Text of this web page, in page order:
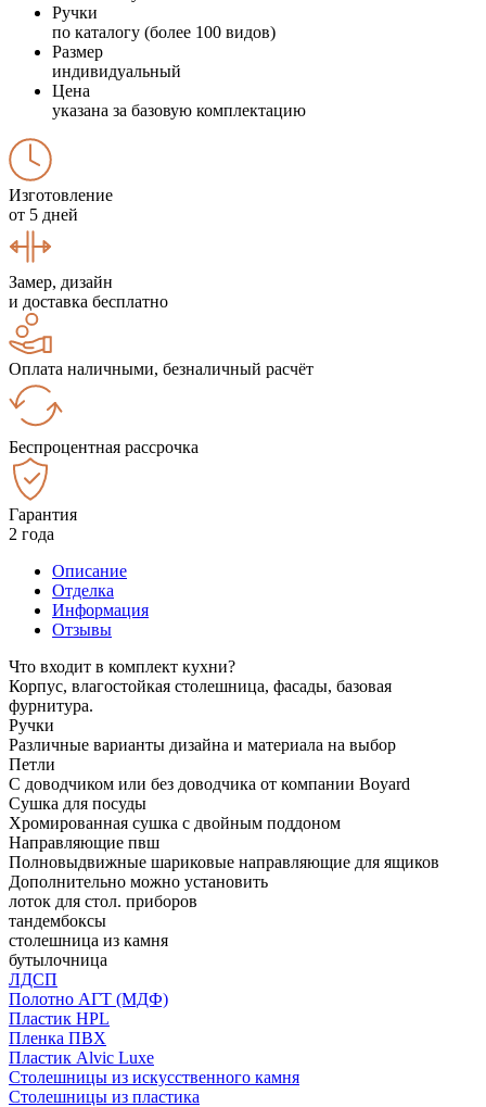
Ручки
по каталогу (более 100 видов)
Размер
индивидуальный
Цена
указана за базовую комплектацию
Изготовление
от 5 дней
Замер, дизайн
и доставка бесплатно
Оплата наличными, безналичный расчёт
Беспроцентная рассрочка
Гарантия
2 года
Описание
Отделка
Информация
Отзывы
Что входит в комплект кухни?
Корпус, влагостойкая столешница, фасады, базовая
фурнитура.
Ручки
Различные варианты дизайна и материала на выбор
Петли
С доводчиком или без доводчика от компании Boyard
Сушка для посуды
Хромированная сушка с двойным поддоном
Направляющие пвш
Полновыдвижные шариковые направляющие для ящиков
Дополнительно можно установить
лоток для стол. приборов
тандембоксы
столешница из камня
бутылочница
ЛДСП
Полотно АГТ (МДФ)
Пластик HPL
Пленка ПВХ
Пластик Alvic Luxe
Столешницы из искусственного камня
Столешницы из пластика